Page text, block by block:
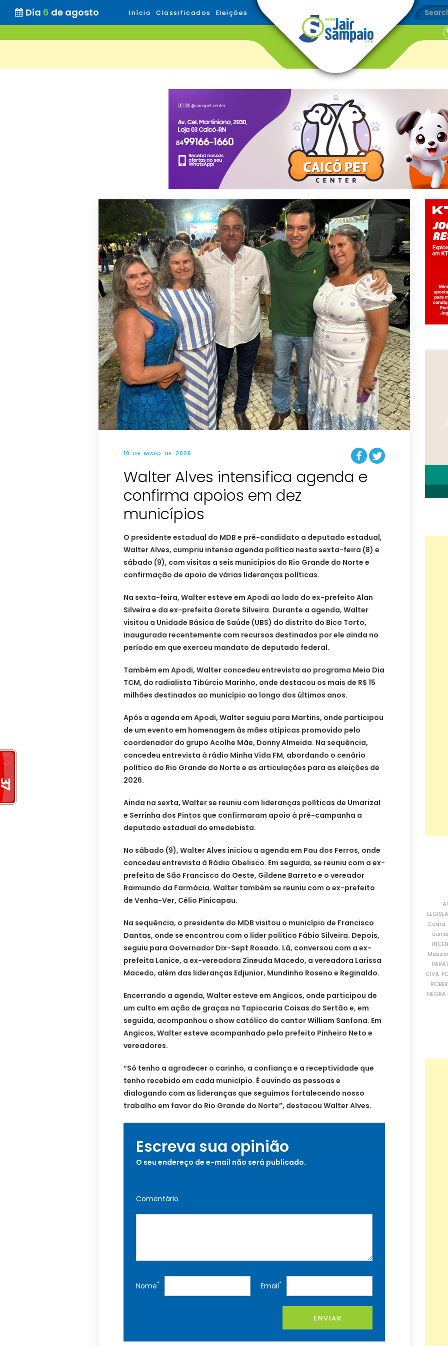
Dia 6 de agosto Início Classificados Eleições
10 DE MAIO DE 2026
Walter Alves intensifica agenda e
confirma apoios em dez
municípios
O presidente estadual do MDB e pré-candidato a deputado estadual,
Walter Alves, cumpriu intensa agenda política nesta sexta-feira (8) e
sábado (9), com visitas a seis municípios do Rio Grande do Norte e
confirmação de apoio de várias lideranças políticas.
Na sexta-feira, Walter esteve em Apodi ao lado do ex-prefeito Alan
Silveira e da ex-prefeita Gorete Silveira. Durante a agenda, Walter
visitou a Unidade Básica de Saúde (UBS) do distrito do Bico Torto,
inaugurada recentemente com recursos destinados por ele ainda no
período em que exerceu mandato de deputado federal.
Também em Apodi, Walter concedeu entrevista ao programa Meio Dia
TCM, do radialista Tibúrcio Marinho, onde destacou os mais de R$ 15
milhões destinados ao município ao longo dos últimos anos.
Após a agenda em Apodi, Walter seguiu para Martins, onde participou
de um evento em homenagem às mães atípicas promovido pelo
coordenador do grupo Acolhe Mãe, Donny Almeida. Na sequência,
concedeu entrevista à rádio Minha Vida FM, abordando o cenário
político do Rio Grande do Norte e as articulações para as eleições de
2026.
Ainda na sexta, Walter se reuniu com lideranças políticas de Umarizal
e Serrinha dos Pintos que confirmaram apoio à pré-campanha a
deputado estadual do emedebista.
No sábado (9), Walter Alves iniciou a agenda em Pau dos Ferros, onde
concedeu entrevista à Rádio Obelisco. Em seguida, se reuniu com a ex-
prefeita de São Francisco do Oeste, Gildene Barreto e o vereador
Raimundo da Farmácia. Walter também se reuniu com o ex-prefeito
de Venha-Ver, Célio Pinicapau.
Na sequência, o presidente do MDB visitou o município de Francisco
Dantas, onde se encontrou com o líder político Fábio Silveira. Depois,
seguiu para Governador Dix-Sept Rosado. Lá, conversou com a ex-
prefeita Lanice, a ex-vereadora Zineuda Macedo, a vereadora Larissa
Macedo, além das lideranças Edjunior, Mundinho Roseno e Reginaldo.
Encerrando a agenda, Walter esteve em Angicos, onde participou de
um culto em ação de graças na Tapiocaria Coisas do Sertão e, em
seguida, acompanhou o show católico do cantor William Sanfona. Em
Angicos, Walter esteve acompanhado pelo prefeito Pinheiro Neto e
vereadores.
“Só tenho a agradecer o carinho, a confiança e a receptividade que
tenho recebido em cada município. É ouvindo as pessoas e
dialogando com as lideranças que seguimos fortalecendo nosso
trabalho em favor do Rio Grande do Norte”, destacou Walter Alves.
Escreva sua opinião
O seu endereço de e-mail não será publicado.
Comentário
Nome* Email*
ENVIAR
Ceará
CIVIL
NEGRA